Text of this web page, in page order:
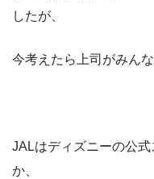
したが、
今考えたら上司がみん
JALはディズニーの公
か、